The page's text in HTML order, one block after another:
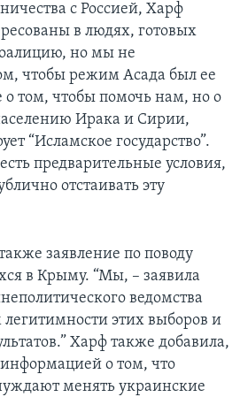
с Россией, Харф
в людях, готовых
но мы не
чтобы режим Асада был ее
о том, чтобы помочь нам, но о
Ирака и Сирии,
“Исламское государство”.
предварительные условия,
отстаивать эту
заявление по поводу
в Крыму. “Мы, – заявила
ведомства
этих выборов и
Харф также добавила,
о том, что
менять украинские